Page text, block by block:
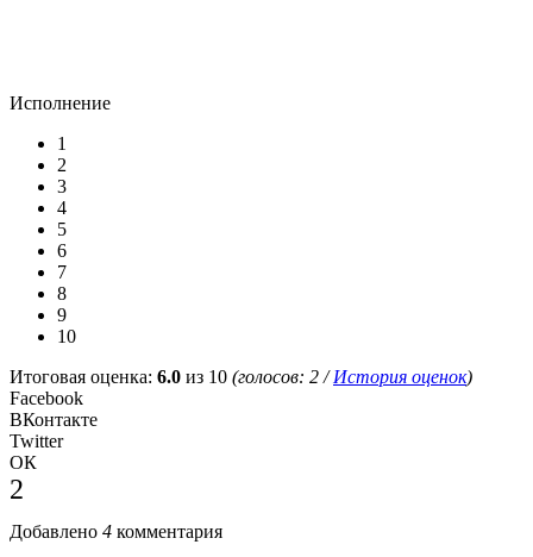
Исполнение
1
2
3
4
5
6
7
8
9
10
Итоговая оценка: 6.0 из 10 (голосов: 2 /История оценок)
Facebook
ВКонтакте
Twitter
ОК
2
Добавлено 4 комментария